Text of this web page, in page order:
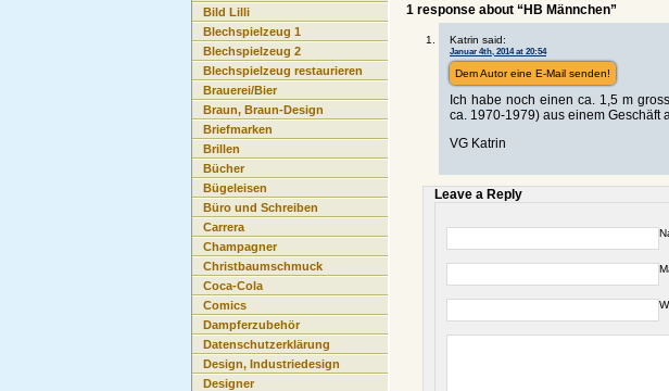
1 response about “HB Männchen”
Katrin said:
Januar 4th, 2014 at 20:54
Dem Autor eine E-Mail senden!
Ich habe noch einen ca. 1,5 m
ca. 1970-1979) aus einem Geschäft
VG Katrin
Leave a Reply
Bild Lilli
Blechspielzeug 1
Blechspielzeug 2
Blechspielzeug restaurieren
Brauerei/Bier
Braun, Braun-Design
Briefmarken
Brillen
Bücher
Bügeleisen
Büro und Schreiben
Carrera
Champagner
Christbaumschmuck
Coca-Cola
Comics
Dampferzubehör
Datenschutzerklärung
Design, Industriedesign
Designer